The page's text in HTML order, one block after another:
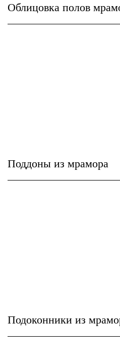
Облицовка полов
Поддоны из мрамора
Подоконники из